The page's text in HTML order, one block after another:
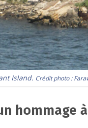
Island. Crédit photo :
hommage